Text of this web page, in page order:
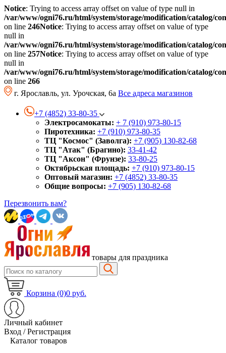
Notice: Trying to access array offset on value of type null in
/var/www/ogni76.ru/html/system/storage/modification/catalog/
on line 246Notice: Trying to access array offset on value of type
null in
/var/www/ogni76.ru/html/system/storage/modification/catalog/
on line 257Notice: Trying to access array offset on value of type
null in
/var/www/ogni76.ru/html/system/storage/modification/catalog/
on line 266
г. Ярославль, ул. Урочская, 6а Все адреса магазинов
+7 (4852) 33-80-35
Электросамокаты: + 7 (910) 973-80-15
Пиротехника: +7 (910) 973-80-35
ТЦ "Космос" (Заволга): +7 (905) 130-82-68
ТЦ "Атак" (Брагино): 33-41-42
ТЦ "Аксон" (Фрунзе): 33-80-25
Октябрьская площадь: +7 (910) 973-80-15
Оптовый магазин: +7 (4852) 33-80-35
Общие вопросы: +7 (905) 130-82-68
Перезвонить вам?
товары для праздника
Корзина (0)0 руб.
Личный кабинет
Вход / Регистрация
Каталог товаров